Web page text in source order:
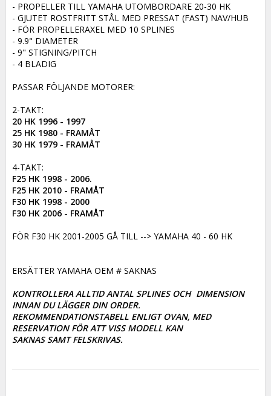
- PROPELLER TILL YAMAHA UTOMBORDARE 20-30 HK
- GJUTET ROSTFRITT STÅL MED PRESSAT (FAST) NAV/HUB
- FÖR PROPELLERAXEL MED 10 SPLINES
- 9.9" DIAMETER
- 9" STIGNING/PITCH
- 4 BLADIG
PASSAR FÖLJANDE MOTORER:
20 HK 1996 - 1997
25 HK 1980 - FRAMÅT
30 HK 1979 - FRAMÅT
F25 HK 1998 - 2006.
F25 HK 2010 - FRAMÅT
F30 HK 1998 - 2000
F30 HK 2006 - FRAMÅT
FÖR F30 HK 2001-2005 GÅ TILL --> YAMAHA 40 - 60 HK
ERSÄTTER YAMAHA OEM # SAKNAS
KONTROLLERA ALLTID ANTAL SPLINES OCH  DIMENSION
INNAN DU LÄGGER DIN ORDER.
REKOMMENDATIONSTABELL ENLIGT OVAN, MED
RESERVATION FÖR ATT VISS MODELL KAN
SAKNAS SAMT FELSKRIVAS.